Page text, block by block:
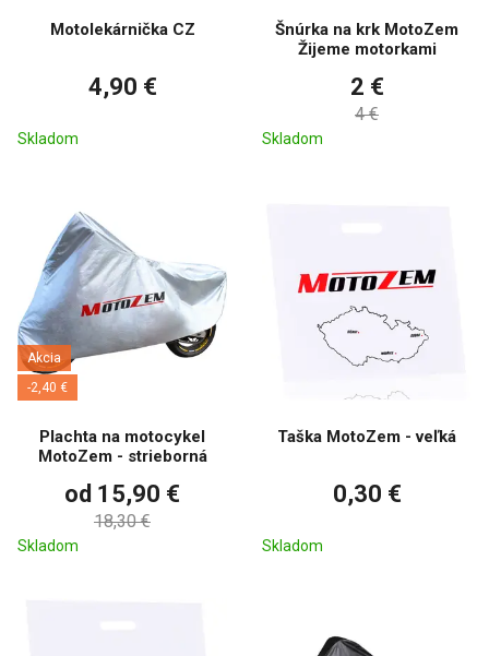
Motolekárnička CZ
4,90 €
Skladom
Šnúrka na krk MotoZem
Žijeme motorkami
2 €
4 €
Skladom
Akcia
-2,40 €
Plachta na motocykel
MotoZem - strieborná
od 15,90 €
18,30 €
Skladom
Taška MotoZem - veľká
0,30 €
Skladom